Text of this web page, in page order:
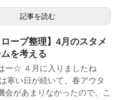
記事を読む
ローブ整理】4月のスタメ
を考える
ー☆ ４月に入りましたね
寒い日が続いて、春アウタ
会があまりなかったので、こ